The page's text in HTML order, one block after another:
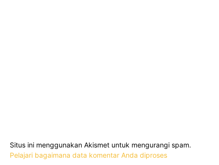
Situs ini menggunakan Akismet untuk mengurangi spam.
Pelajari bagaimana data komentar Anda diproses